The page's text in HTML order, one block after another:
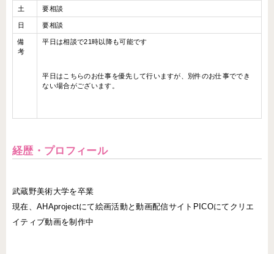
土 要相談
日 要相談
備
考
平日は相談で21時以降も可能です
平日はこちらのお仕事を優先して行いますが、別件のお仕事ででき
ない場合がございます。
経歴・プロフィール
武蔵野美術大学を卒業
現在、AHAprojectにて絵画活動と動画配信サイトPICOにてクリエ
イティブ動画を制作中